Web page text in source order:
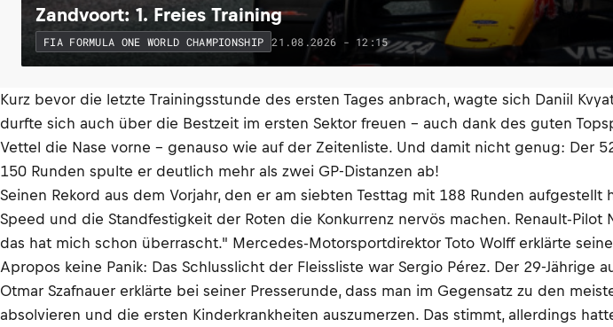
Zandvoort: 1. Freies Training
FIA FORMULA ONE WORLD CHAMPIONSHIP 21.08.2026 - 12:15
Kurz bevor die letzte Trainingsstunde des ersten Tages anbrach, wagte sich Daniil
durfte sich auch über die Bestzeit im ersten Sektor freuen – auch dank des guten
Vettel die Nase vorne – genauso wie auf der Zeitenliste. Und damit nicht genug: Der
150 Runden spulte er deutlich mehr als zwei GP-Distanzen ab!
Seinen Rekord aus dem Vorjahr, den er am siebten Testtag mit 188 Runden
Speed und die Standfestigkeit der Roten die Konkurrenz nervös machen. Renault-
das hat mich schon überrascht." Mercedes-Motorsportdirektor Toto Wolff erklärte
Apropos keine Panik: Das Schlusslicht der Fleissliste war Sergio Pérez. Der 29-Jährige
Otmar Szafnauer erklärte bei seiner Presserunde, dass man im Gegensatz zu den
absolvieren und die ersten Kinderkrankheiten auszumerzen. Das stimmt, allerdings